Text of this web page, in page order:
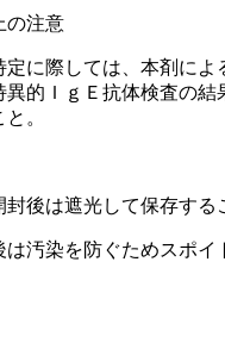
の注意
定に際しては、本剤によ
異的ＩｇＥ抗体検査の結
。
後は遮光して保存する
汚染を防ぐためスポイ